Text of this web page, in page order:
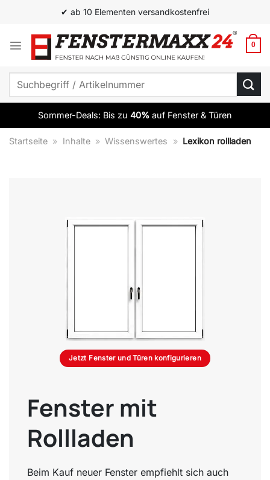
springen
✔ ab 10 Elementen versandkostenfrei
0
Suchen
Sommer-Deals: Bis zu 40% auf Fenster & Türen
Startseite » Inhalte » Wissenswertes » Lexikon rollladen
Fenster mit
Rollladen
Beim Kauf neuer Fenster empfiehlt sich auch
Jetzt Fenster und Türen konfigurieren